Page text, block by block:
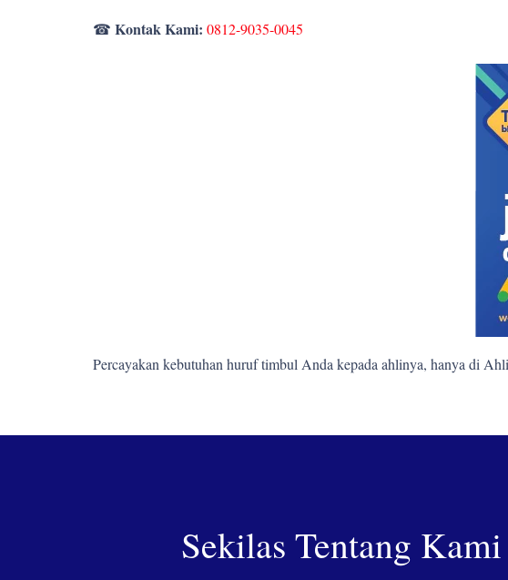
☎ Kontak Kami: 0812-9035-0045
Percayakan kebutuhan huruf timbul Anda kepada ahlinya, hanya di
Sekilas Tentang Kami